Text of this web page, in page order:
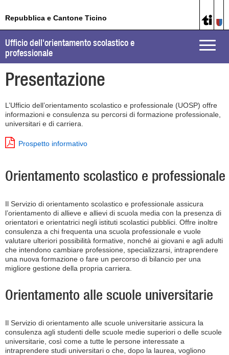
Repubblica e Cantone Ticino
Toggle
Ufficio dell'orientamento scolastico e
professionale
Presentazione
L’Ufficio dell’orientamento scolastico e professionale (UOSP) offre
informazioni e consulenza su percorsi di formazione professionale,
universitari e di carriera.
Prospetto informativo
Orientamento scolastico e professionale
Il Servizio di orientamento scolastico e professionale assicura
l’orientamento di allieve e allievi di scuola media con la presenza di
orientatori e orientatrici negli istituti scolastici pubblici. Offre inoltre
consulenza a chi frequenta una scuola professionale e vuole
valutare ulteriori possibilità formative, nonché ai giovani e agli adulti
che intendono cambiare professione, specializzarsi, intraprendere
una nuova formazione o fare un percorso di bilancio per una
migliore gestione della propria carriera.
Orientamento alle scuole universitarie
Il Servizio di orientamento alle scuole universitarie assicura la
consulenza agli studenti delle scuole medie superiori o delle scuole
universitarie, così come a tutte le persone interessate a
intraprendere studi universitari o che, dopo la laurea, vogliono